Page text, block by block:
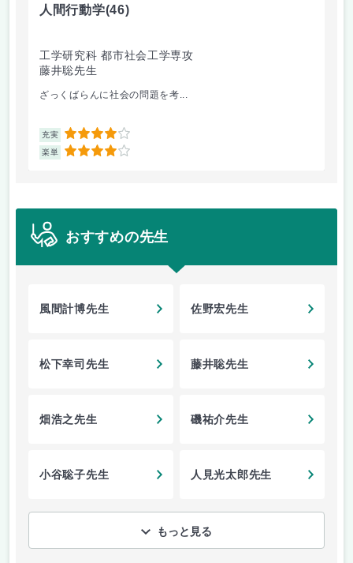
人間行動学(46)
工学研究科 都市社会工学専攻
藤井聡先生
ざっくばらんに社会の問題を考...
充実 4
楽単 4
おすすめの先生
風間計博先生 佐野宏先生
松下幸司先生 藤井聡先生
畑浩之先生 磯祐介先生
小谷聡子先生 人見光太郎先生
もっと見る